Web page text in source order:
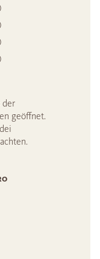
der
geöffnet.